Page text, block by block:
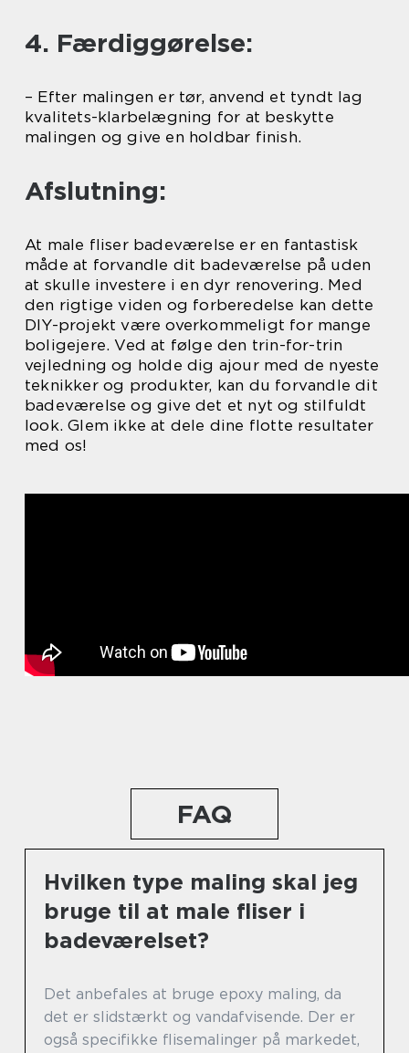
4. Færdiggørelse:
– Efter malingen er tør, anvend et tyndt lag
kvalitets-klarbelægning for at beskytte
malingen og give en holdbar finish.
Afslutning:
At male fliser badeværelse er en fantastisk
måde at forvandle dit badeværelse på uden
at skulle investere i en dyr renovering. Med
den rigtige viden og forberedelse kan dette
DIY-projekt være overkommeligt for mange
boligejere. Ved at følge den trin-for-trin
vejledning og holde dig ajour med de nyeste
teknikker og produkter, kan du forvandle dit
badeværelse og give det et nyt og stilfuldt
look. Glem ikke at dele dine flotte resultater
med os!
FAQ
Hvilken type maling skal jeg
bruge til at male fliser i
badeværelset?
Det anbefales at bruge epoxy maling, da
det er slidstærkt og vandafvisende. Der er
også specifikke flisemalinger på markedet,